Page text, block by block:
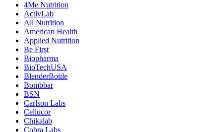
4Me Nutrition
ActivLab
All Nutrition
American Health
Applied Nutrition
Be First
Biopharma
BioTechUSA
BlenderBottle
Bombbar
BSN
Carlson Labs
Cellucor
Chikalab
Cobra Labs